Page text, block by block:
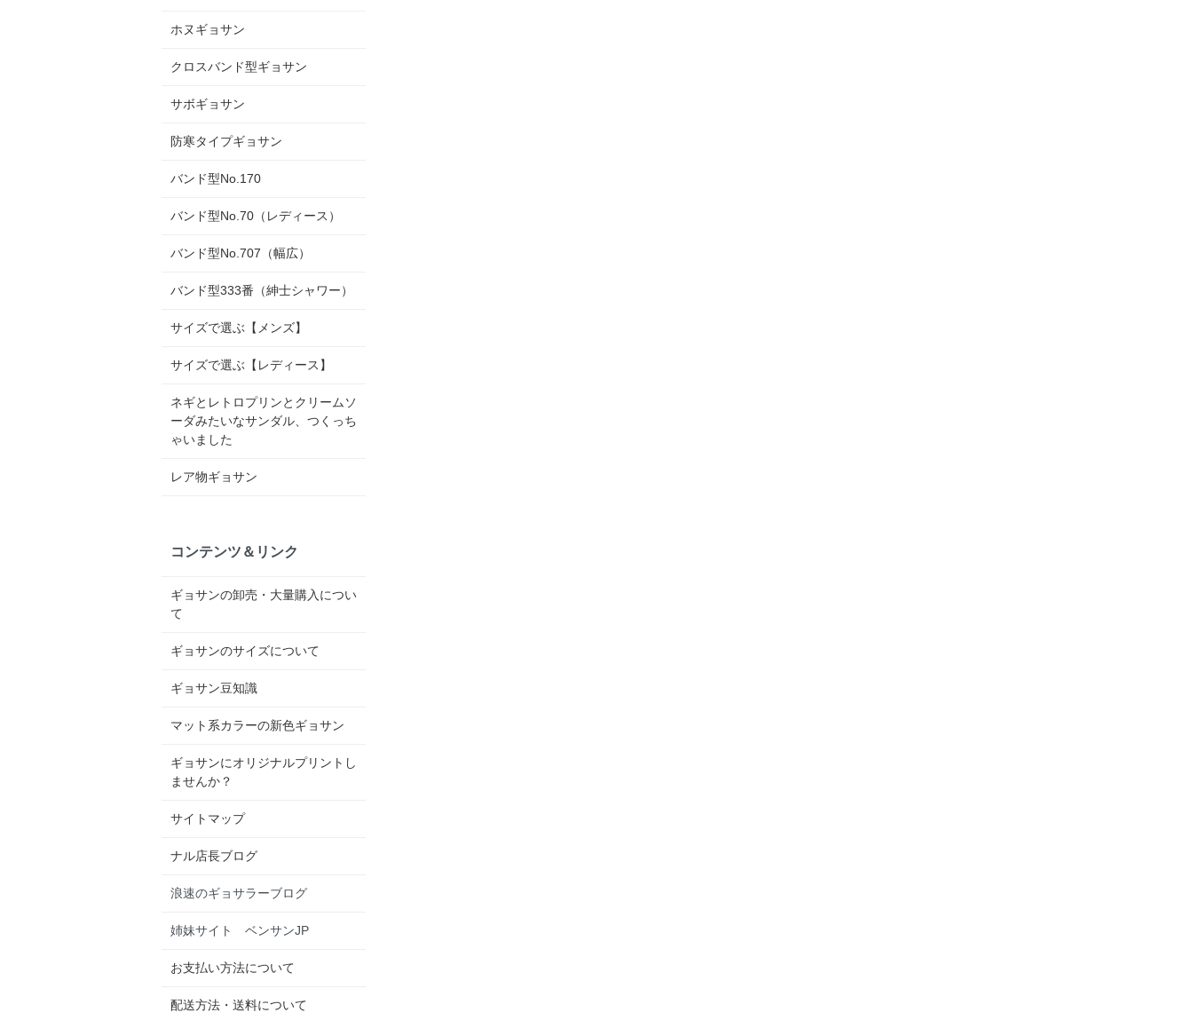
ホヌギョサン
クロスバンド型ギョサン
サボギョサン
防寒タイプギョサン
バンド型No.170
バンド型No.70（レディース）
バンド型No.707（幅広）
バンド型333番（紳士シャワー）
サイズで選ぶ【メンズ】
サイズで選ぶ【レディース】
ネギとレトロプリンとクリームソ
ーダみたいなサンダル、つくっち
ゃいました
レア物ギョサン
コンテンツ＆リンク
ギョサンの卸売・大量購入につい
て
ギョサンのサイズについて
ギョサン豆知識
マット系カラーの新色ギョサン
ギョサンにオリジナルプリントし
ませんか？
サイトマップ
ナル店長ブログ
浪速のギョサラーブログ
姉妹サイト ベンサンJP
お支払い方法について
配送方法・送料について